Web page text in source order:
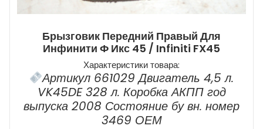
Брызговик Передний Правый Для
Инфинити Ф Икс 45 / Infiniti FX45
Характеристики товара:
Артикул 661029 Двигатель 4,5 л.
VK45DE 328 л. Коробка АКПП год
выпуска 2008 Состояние бу вн. номер
3469 ОЕМ